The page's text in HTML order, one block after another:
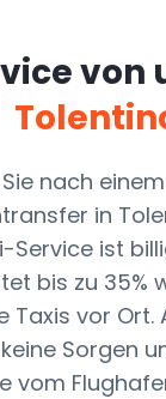
von
nach
in
Service ist
bis zu 35%
Taxis vor
Sorgen
vom